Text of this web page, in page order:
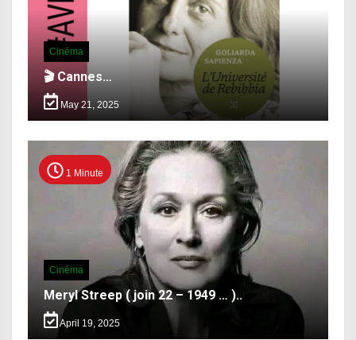
Cinéma
🎬 Cannes…
May 21, 2025
1 Minute
Cinéma
Meryl Streep ( join 22 – 1949 … )..
April 19, 2025